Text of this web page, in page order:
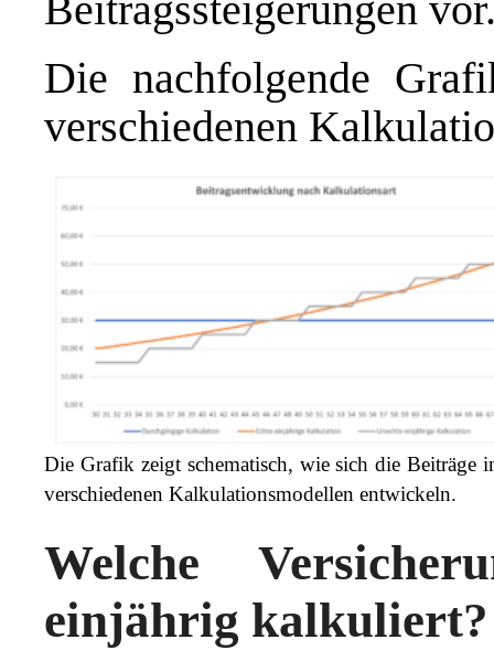
Die nachfolgende
verschiedenen
Die Grafik zeigt schematisch, wie sich die Beiträge
verschiedenen Kalkulationsmodellen entwickeln.
Welche
einjährig kalkuliert?